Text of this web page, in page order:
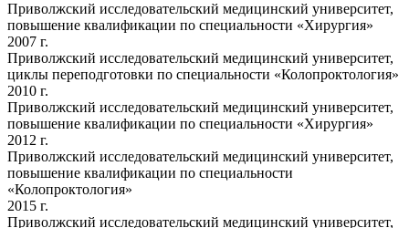
Приволжский исследовательский медицинский университет,
повышение квалификации по специальности «Хирургия»
2007 г.
Приволжский исследовательский медицинский университет,
циклы переподготовки по специальности «Колопроктология»
2010 г.
Приволжский исследовательский медицинский университет,
повышение квалификации по специальности «Хирургия»
2012 г.
Приволжский исследовательский медицинский университет,
повышение квалификации по специальности
«Колопроктология»
2015 г.
Приволжский исследовательский медицинский университет,